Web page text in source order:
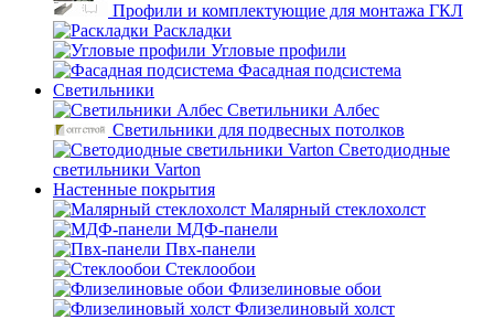
Профили и комплектующие для монтажа ГКЛ
Раскладки
Угловые профили
Фасадная подсистема
Светильники
Светильники Албес
Светильники для подвесных потолков
Светодиодные
светильники Varton
Настенные покрытия
Малярный стеклохолст
МДФ-панели
Пвх-панели
Стеклообои
Флизелиновые обои
Флизелиновый холст